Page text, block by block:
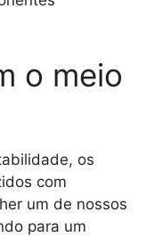
o meio
os
com
um de nossos
para um